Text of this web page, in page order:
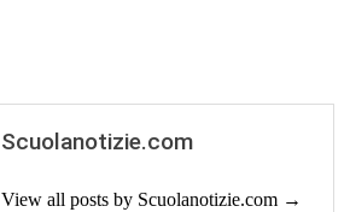
Scuolanotizie.com
View all posts by Scuolanotizie.com →